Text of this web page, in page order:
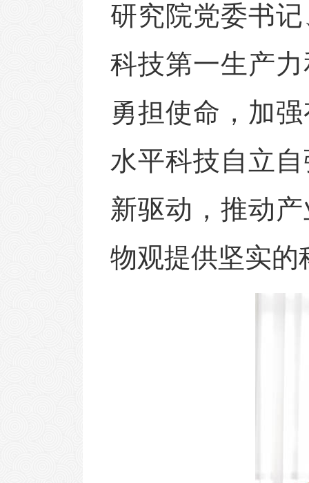
研究院党委书
科技第一生产
勇担使命，加
水平科技自立
新驱动，推动
物观提供坚实的